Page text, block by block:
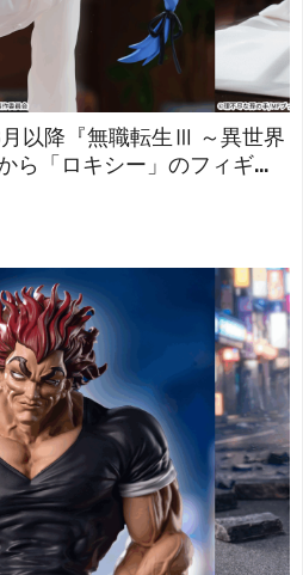
以降『無職転生Ⅲ ～異世界
ら「ロキシー」のフィギュ